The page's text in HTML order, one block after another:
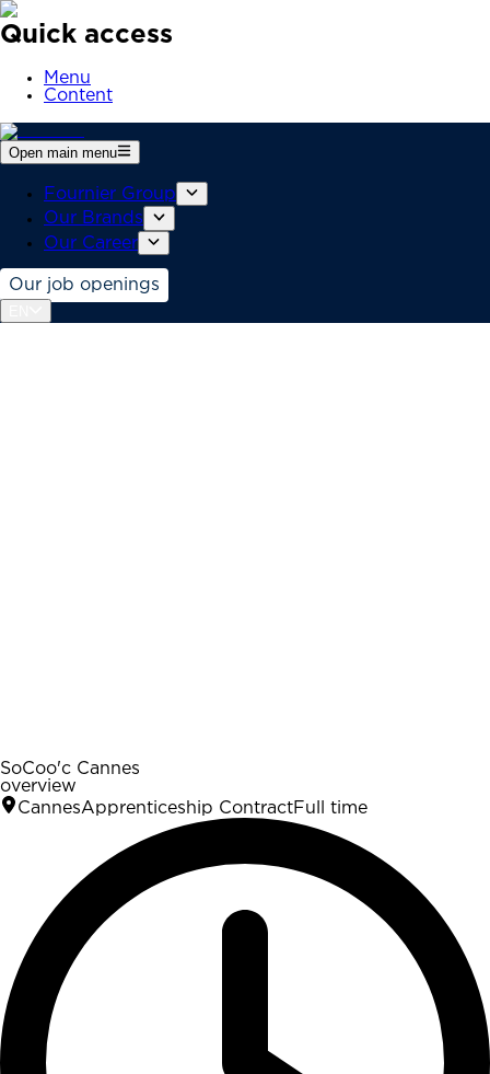
Quick access
Menu
Content
Open main menu
Fournier Group
Our Brands
Our Career
Our job openings
SoCoo'c Cannes
overview
CannesApprenticeship ContractFull time